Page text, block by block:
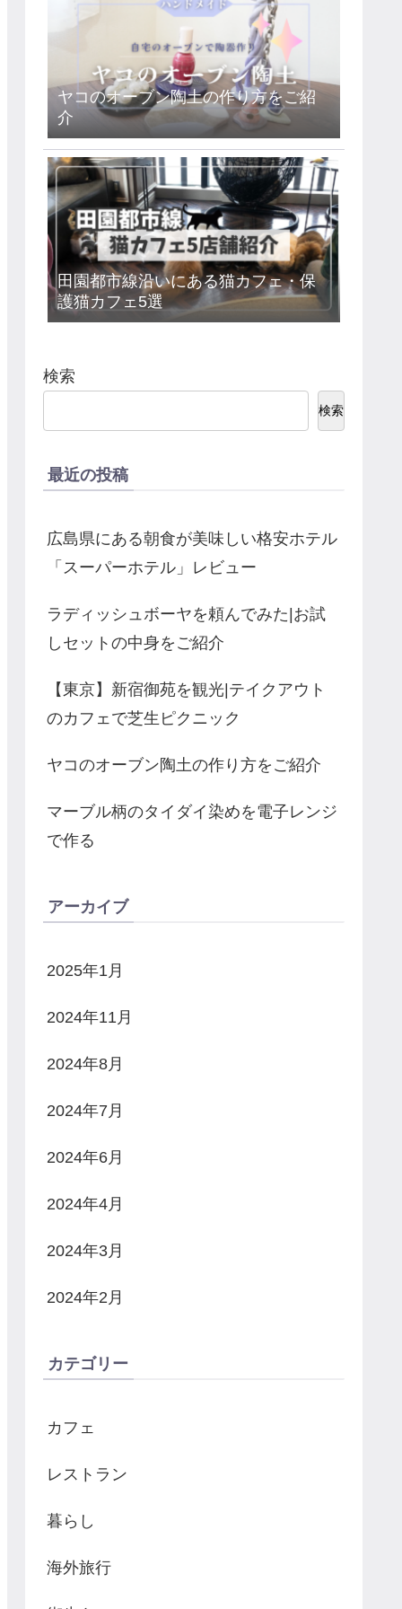
ヤコのオーブン陶土の作り方をご紹
介
田園都市線沿いにある猫カフェ・保
護猫カフェ5選
検索
検索
最近の投稿
広島県にある朝食が美味しい格安ホテル
「スーパーホテル」レビュー
ラディッシュボーヤを頼んでみた|お試
しセットの中身をご紹介
【東京】新宿御苑を観光|テイクアウト
のカフェで芝生ピクニック
ヤコのオーブン陶土の作り方をご紹介
マーブル柄のタイダイ染めを電子レンジ
で作る
アーカイブ
2025年1月
2024年11月
2024年8月
2024年7月
2024年6月
2024年4月
2024年3月
2024年2月
カテゴリー
カフェ
レストラン
暮らし
海外旅行